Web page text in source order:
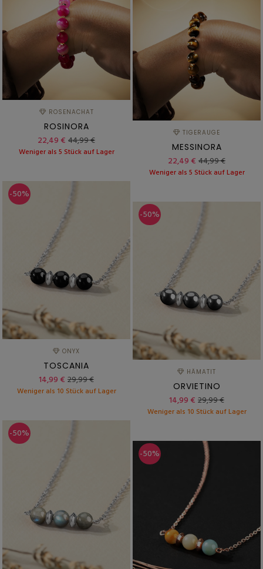
ROSENACHAT
ROSINORA
22,49 € 44,99 €
Weniger als 5 Stück auf Lager
TIGERAUGE
MESSINORA
22,49 € 44,99 €
Weniger als 5 Stück auf Lager
-50%
ONYX
TOSCANIA
14,99 € 29,99 €
Weniger als 10 Stück auf Lager
-50%
HÄMATIT
ORVIETINO
14,99 € 29,99 €
Weniger als 10 Stück auf Lager
-50%
-50%